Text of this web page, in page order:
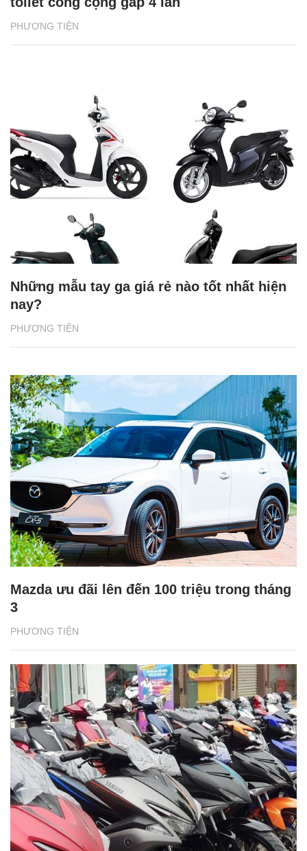
PHƯƠNG TIỆN
PHƯƠNG TIỆN
Những mẫu tay ga giá rẻ nào tốt nhất hiện
nay?
PHƯƠNG TIỆN
Mazda ưu đãi lên đến 100 triệu trong tháng
3